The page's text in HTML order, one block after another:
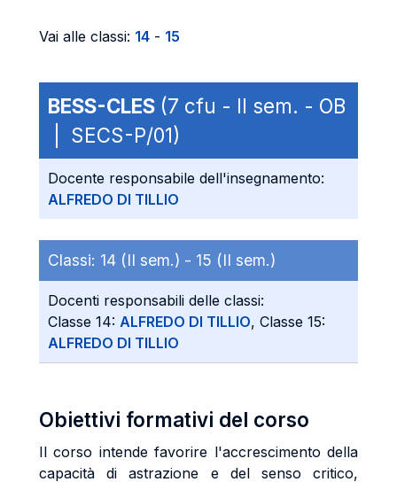
Vai alle classi: 14 - 15
BESS-CLES (7 cfu - II sem. - OB
| SECS-P/01)
Docente responsabile dell'insegnamento:
ALFREDO DI TILLIO
Classi: 14 (II sem.) - 15 (II sem.)
Docenti responsabili delle classi:
Classe 14: ALFREDO DI TILLIO, Classe 15:
ALFREDO DI TILLIO
Obiettivi formativi del corso
Il corso intende favorire l'accrescimento della
capacità di astrazione e del senso critico,